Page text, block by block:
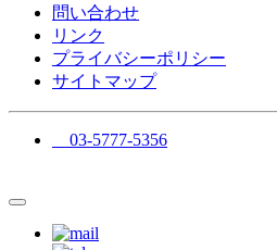
問い合わせ
リンク
プライバシーポリシー
サイトマップ
03-5777-5356